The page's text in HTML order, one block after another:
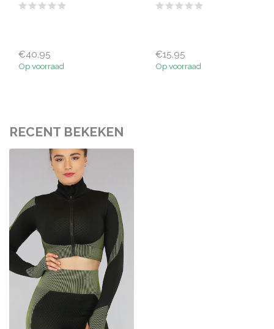
€40,95
Op voorraad
€15,95
Op voorraad
RECENT BEKEKEN